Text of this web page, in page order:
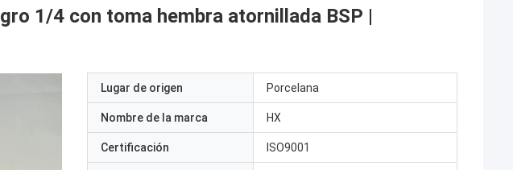
1/4 con toma hembra atornillada BSP |
Lugar de origen Porcelana
Nombre de la marca HX
Certificación ISO9001